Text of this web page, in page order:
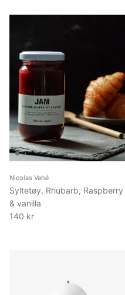
Nicolas Vahé
Syltetøy, Rhubarb, Raspberry
& vanilla
140 kr